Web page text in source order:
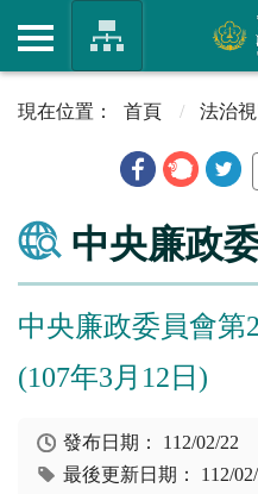
首頁 法治
中央廉政
中央廉政委員會第
(107年3月12日)
發布日期： 112/02/22
最後更新日期： 112/